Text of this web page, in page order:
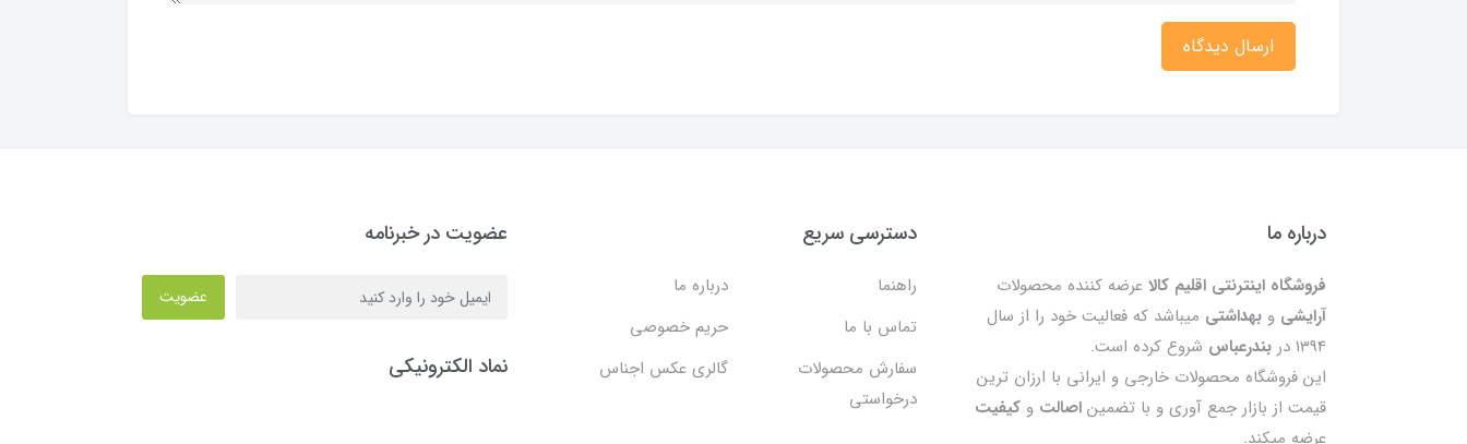
ارسال دیدگاه
درباره ما
فروشگاه اینترنتی اقلیم کالا عرضه کننده محصولات
آرایشیوبهداشتی میباشد که فعالیت خود را از سال
1394 در
بندرعباس شروع کرده است.
این فروشگاه محصولات خارجی و ایرانی با ارزان ترین
قیمت از بازار جمع آوری و با تضمیناصالتوکیفیت
دسترسی سریع
راهنما
درباره ما
تماس با ما
حریم خصوصی
سفارش محصولات
درخواستی
گالری عکس اجناس
عضویت در خبرنامه
عضویت
نماد الکترونیکی